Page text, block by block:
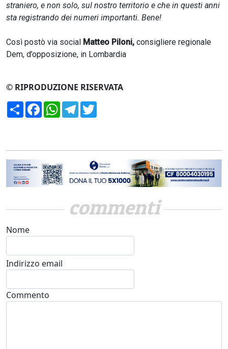
straniero, e non solo, sul nostro territorio e che in questi anni
sta registrando dei numeri importanti. Bene!
Così postò via social Matteo Piloni, consigliere regionale
Dem, d’opposizione, in Lombardia
© RIPRODUZIONE RISERVATA
CondividiFacebookWhatsApp
Telegram
commenti
Nome
Indirizzo email
Commento